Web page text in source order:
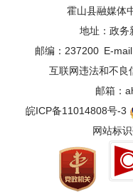
霍山县融媒体
地址：政务
邮编：237200 E-
互联网违法和不良
邮箱：
皖ICP备11014808号-3
网站标